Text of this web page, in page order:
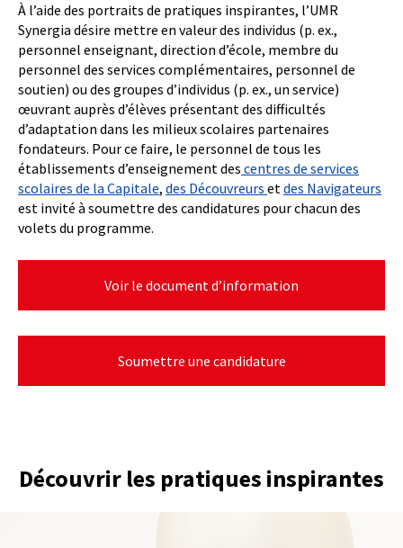
À l’aide des portraits de pratiques inspirantes, l’UMR
Synergia désire mettre en valeur des individus (p. ex.,
personnel enseignant, direction d’école, membre du
personnel des services complémentaires, personnel de
soutien) ou des groupes d’individus (p. ex., un service)
œuvrant auprès d’élèves présentant des difficultés
d’adaptation dans les milieux scolaires partenaires
fondateurs. Pour ce faire, le personnel de tous les
établissements d’enseignement des centres de services
scolaires de la Capitale, des Découvreurs etdes Navigateurs
est invité à soumettre des candidatures pour chacun des
volets du programme.
Voir le document d’information
Soumettre une candidature
Découvrir les pratiques inspirantes